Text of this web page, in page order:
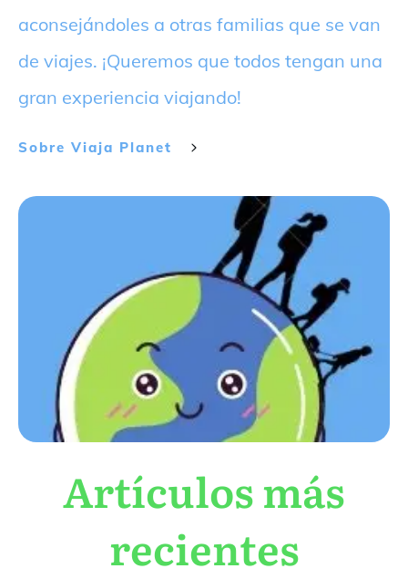
aconsejándoles a otras familias que se van
de viajes. ¡Queremos que todos tengan una
gran experiencia viajando!
Sobre Viaja Planet
Artículos más
recientes